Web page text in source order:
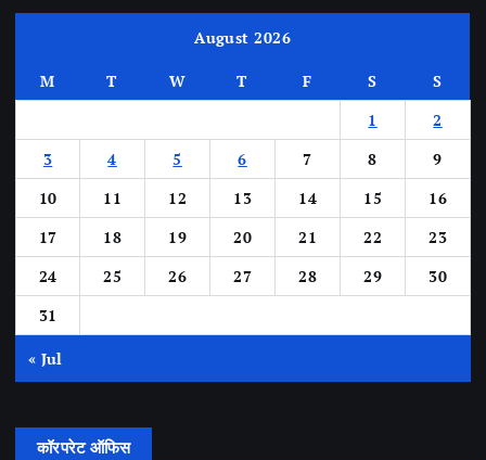
August 2026
M T W T F S
S
1
2
3
4 5 6 7 8
9
10
11 12 13 14 15
16
17
18 19 20 21 22
23
24
25 26 27 28 29
30
31
« Jul
कॉरपरेट ऑफिस